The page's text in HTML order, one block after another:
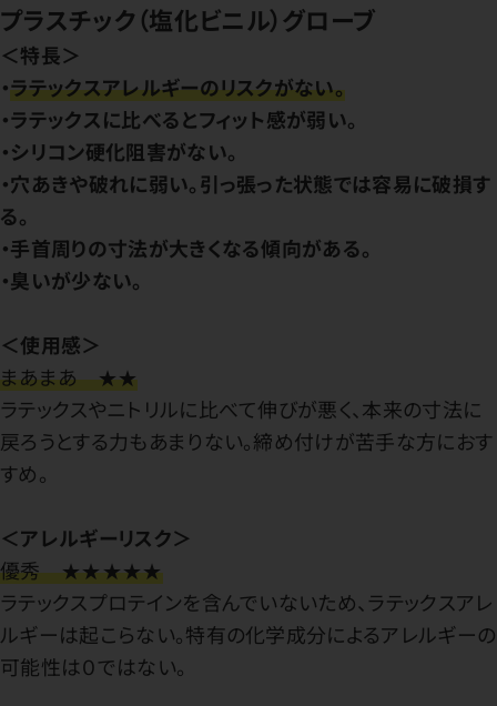
プラスチック（塩化ビニル）グローブ
＜特長＞
・ラテックスアレルギーのリスクがない。
・ラテックスに比べるとフィット感が弱い。
・シリコン硬化阻害がない。
・穴あきや破れに弱い。引っ張った状態では容易に破損す
る。
・手首周りの寸法が大きくなる傾向がある。
・臭いが少ない。
＜使用感＞
まあまあ ★★
ラテックスやニトリルに比べて伸びが悪く、本来の寸法に
戻ろうとする力もあまりない。締め付けが苦手な方におす
すめ。
＜アレルギーリスク＞
優秀 ★★★★★
ラテックスプロテインを含んでいないため、ラテックスアレ
ルギーは起こらない。特有の化学成分によるアレルギーの
可能性は０ではない。